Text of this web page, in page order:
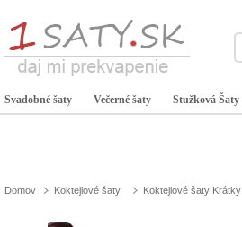
Svadobné šaty Večerné šaty Stužková Šaty
Domov Koktejlové šaty Koktejlové šaty Krátky